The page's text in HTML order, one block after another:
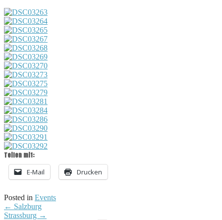
Teilen mit:
E-Mail
Drucken
Posted in Events
Post
← Salzburg
Strassburg →